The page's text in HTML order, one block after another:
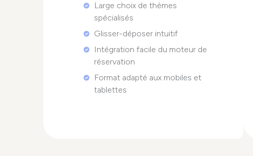
Large choix de thèmes
spécialisés
Glisser-déposer intuitif
Intégration facile du moteur de
réservation
Format adapté aux mobiles et
tablettes